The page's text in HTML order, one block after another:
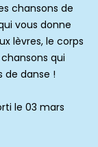
chansons de
vous donne
lèvres, le corps
qui
de danse !
le 03 mars